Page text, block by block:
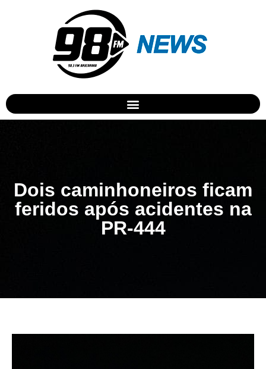
Dois caminhoneiros ficam
feridos após acidentes na
PR-444